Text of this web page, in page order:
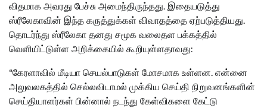
விதமாக அவரது பேச்சு அமைந்திருந்தது. இதையடுத்து
ஸ்ரீலேகாவின் இந்த கருத்துக்கள் விவாதத்தை ஏற்படுத்தியது.
தொடர்ந்து ஸ்ரீலேகா தனது சமூக வலைதள பக்கத்தில்
வெளியிட்டுள்ள அறிக்கையில் கூறியுள்ளதாவது:
“கேரளாவில் மீடியா செயல்பாடுகள் மோசமாக உள்ளன. என்னை
அலுவலகத்தில் செல்லவிடாமல் முக்கிய செய்தி நிறுவனங்களின்
செய்தியாளர்கள் பின்னால் நடந்து கேள்விகளை கேட்டு